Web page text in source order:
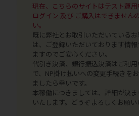
現在、こちらのサイトはテスト運用
ログイン 及び ご購入はできません
い。
既に弊社とお取引いただいている
は、ご登録いただいております情
ますのでご安心ください。
代引き決済、銀行振込決済はご利
で、NP掛け払いへの変更手続きを
ましたら幸いです。
本稼働につきましては、詳細が決
いたします。どうぞよろしくお願い